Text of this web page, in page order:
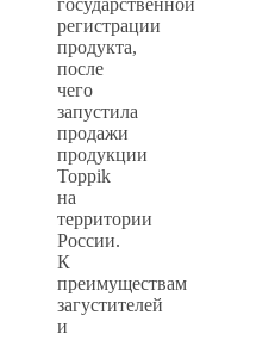
государственной
регистрации
продукта,
после
чего
запустила
продажи
продукции
Toppik
на
территории
России.
К
преимуществам
загустителей
и